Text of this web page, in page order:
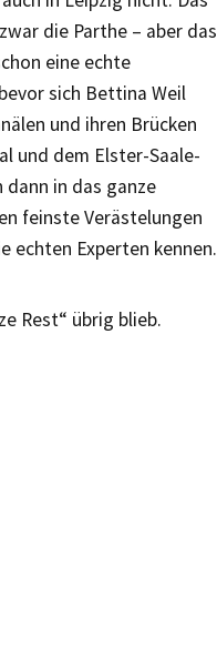
die Parthe – aber das
eine echte
sich Bettina Weil
und ihren Brücken
und dem Elster-Saale-
dann in das ganze
feinste Verästelungen
echten Experten kennen.
Rest“ übrig blieb.